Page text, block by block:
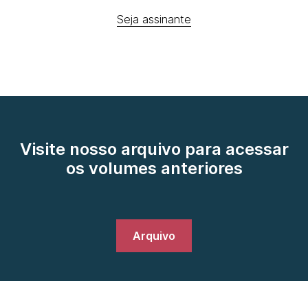
Seja assinante
Visite nosso arquivo para acessar
os volumes anteriores
Arquivo